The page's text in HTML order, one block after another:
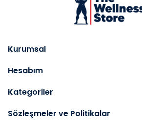
Kurumsal
Hesabım
Kategoriler
Sözleşmeler ve Politikalar